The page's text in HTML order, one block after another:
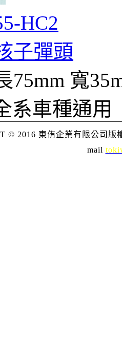
HC2
子彈頭
75mm 寬
系車種通用
© 2016 東侑企業有限公司
mail